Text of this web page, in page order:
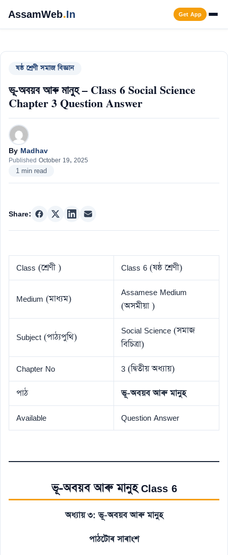
content
AssamWeb.In Get App
ষষ্ঠ শ্ৰেণী সমাজ বিজ্ঞান
ভূ-অবয়ব আৰু মানুহ – Class 6 Social Science
Chapter 3 Question Answer
By Madhav
Published October 19, 2025
1 min read
Share:
Class (শ্ৰেণী ) Class 6 (ষষ্ঠ শ্ৰেণী)
Medium (মাধ্যম)
Assamese Medium
(অসমীয়া )
Subject (পাঠ্যপুথি)
Social Science (সমাজ
বিচিত্ৰা)
Chapter No 3 (দ্বিতীয় অধ্যায়)
পাঠ ভূ-অবয়ব আৰু মানুহ
Available Question Answer
ভূ-অবয়ব আৰু মানুহClass 6
অধ্যায় ৩: ভূ-অবয়ব আৰু মানুহ
পাঠটোৰ সাৰাংশ